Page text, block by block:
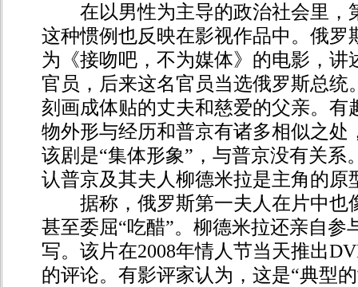
在以男性为主导的政治社会里，
这种惯例也反映在影视作品中。俄罗
为《接吻吧，不为媒体》的电影，讲
官员，后来这名官员当选俄罗斯总统
刻画成体贴的丈夫和慈爱的父亲。有
物外形与经历和普京有诸多相似之处
该剧是“集体形象”，与普京没有关系
认普京及其夫人柳德米拉是主角的原
据称，俄罗斯第一夫人在片中也
甚至委屈“吃醋”。柳德米拉还亲自参
写。该片在2008年情人节当天推出
的评论。有影评家认为，这是“典型